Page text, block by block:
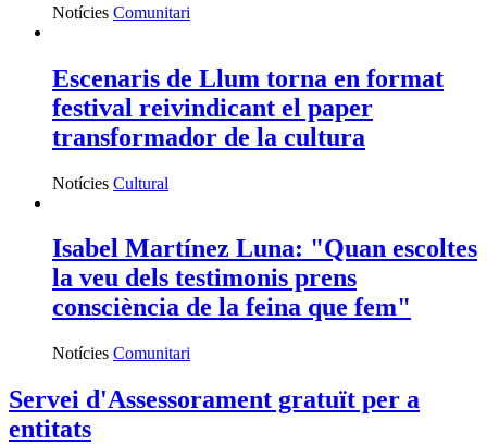
Notícies Comunitari
Escenaris de Llum torna en format
festival reivindicant el paper
transformador de la cultura
Notícies Cultural
Isabel Martínez Luna: "Quan escoltes
la veu dels testimonis prens
consciència de la feina que fem"
Notícies Comunitari
Servei d'Assessorament gratuït per a
entitats